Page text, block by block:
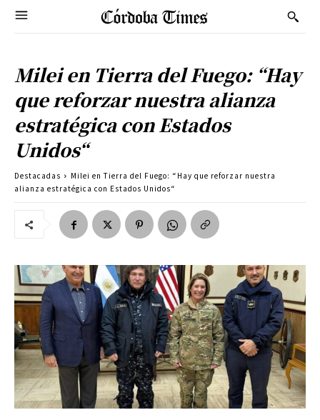
Milei en Tierra del Fuego: “Hay
que reforzar nuestra alianza
estratégica con Estados
Unidos“
Destacadas
Milei en Tierra del Fuego: “Hay que reforzar nuestra
alianza estratégica con Estados Unidos“